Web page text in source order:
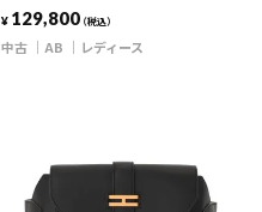
¥ 129,800（税込）
中古 AB レディース